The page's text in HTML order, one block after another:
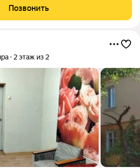
же остается вся мебель и техника.
Позвонить
2 этаж из 2